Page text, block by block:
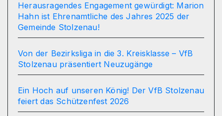
Herausragendes Engagement gewürdigt: Marion
Hahn ist Ehrenamtliche des Jahres 2025 der
Gemeinde Stolzenau!
Von der Bezirksliga in die 3. Kreisklasse – VfB
Stolzenau präsentiert Neuzugänge
Ein Hoch auf unseren König! Der VfB Stolzenau
feiert das Schützenfest 2026